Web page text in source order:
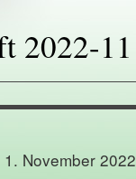
2022-11
1. November 2022